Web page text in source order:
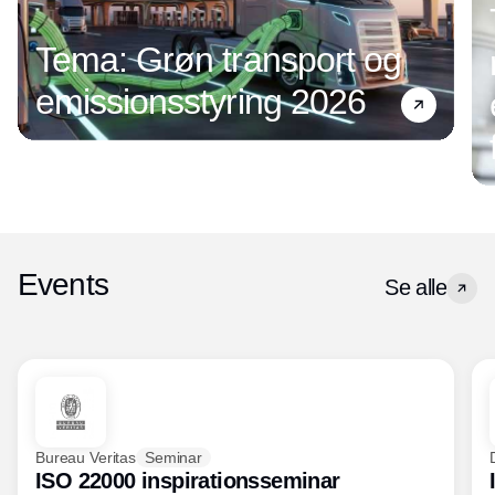
Tema: Grøn transport og
emissionsstyring 2026
Events Se alle
Bureau Veritas Seminar
ISO 22000 inspirationsseminar